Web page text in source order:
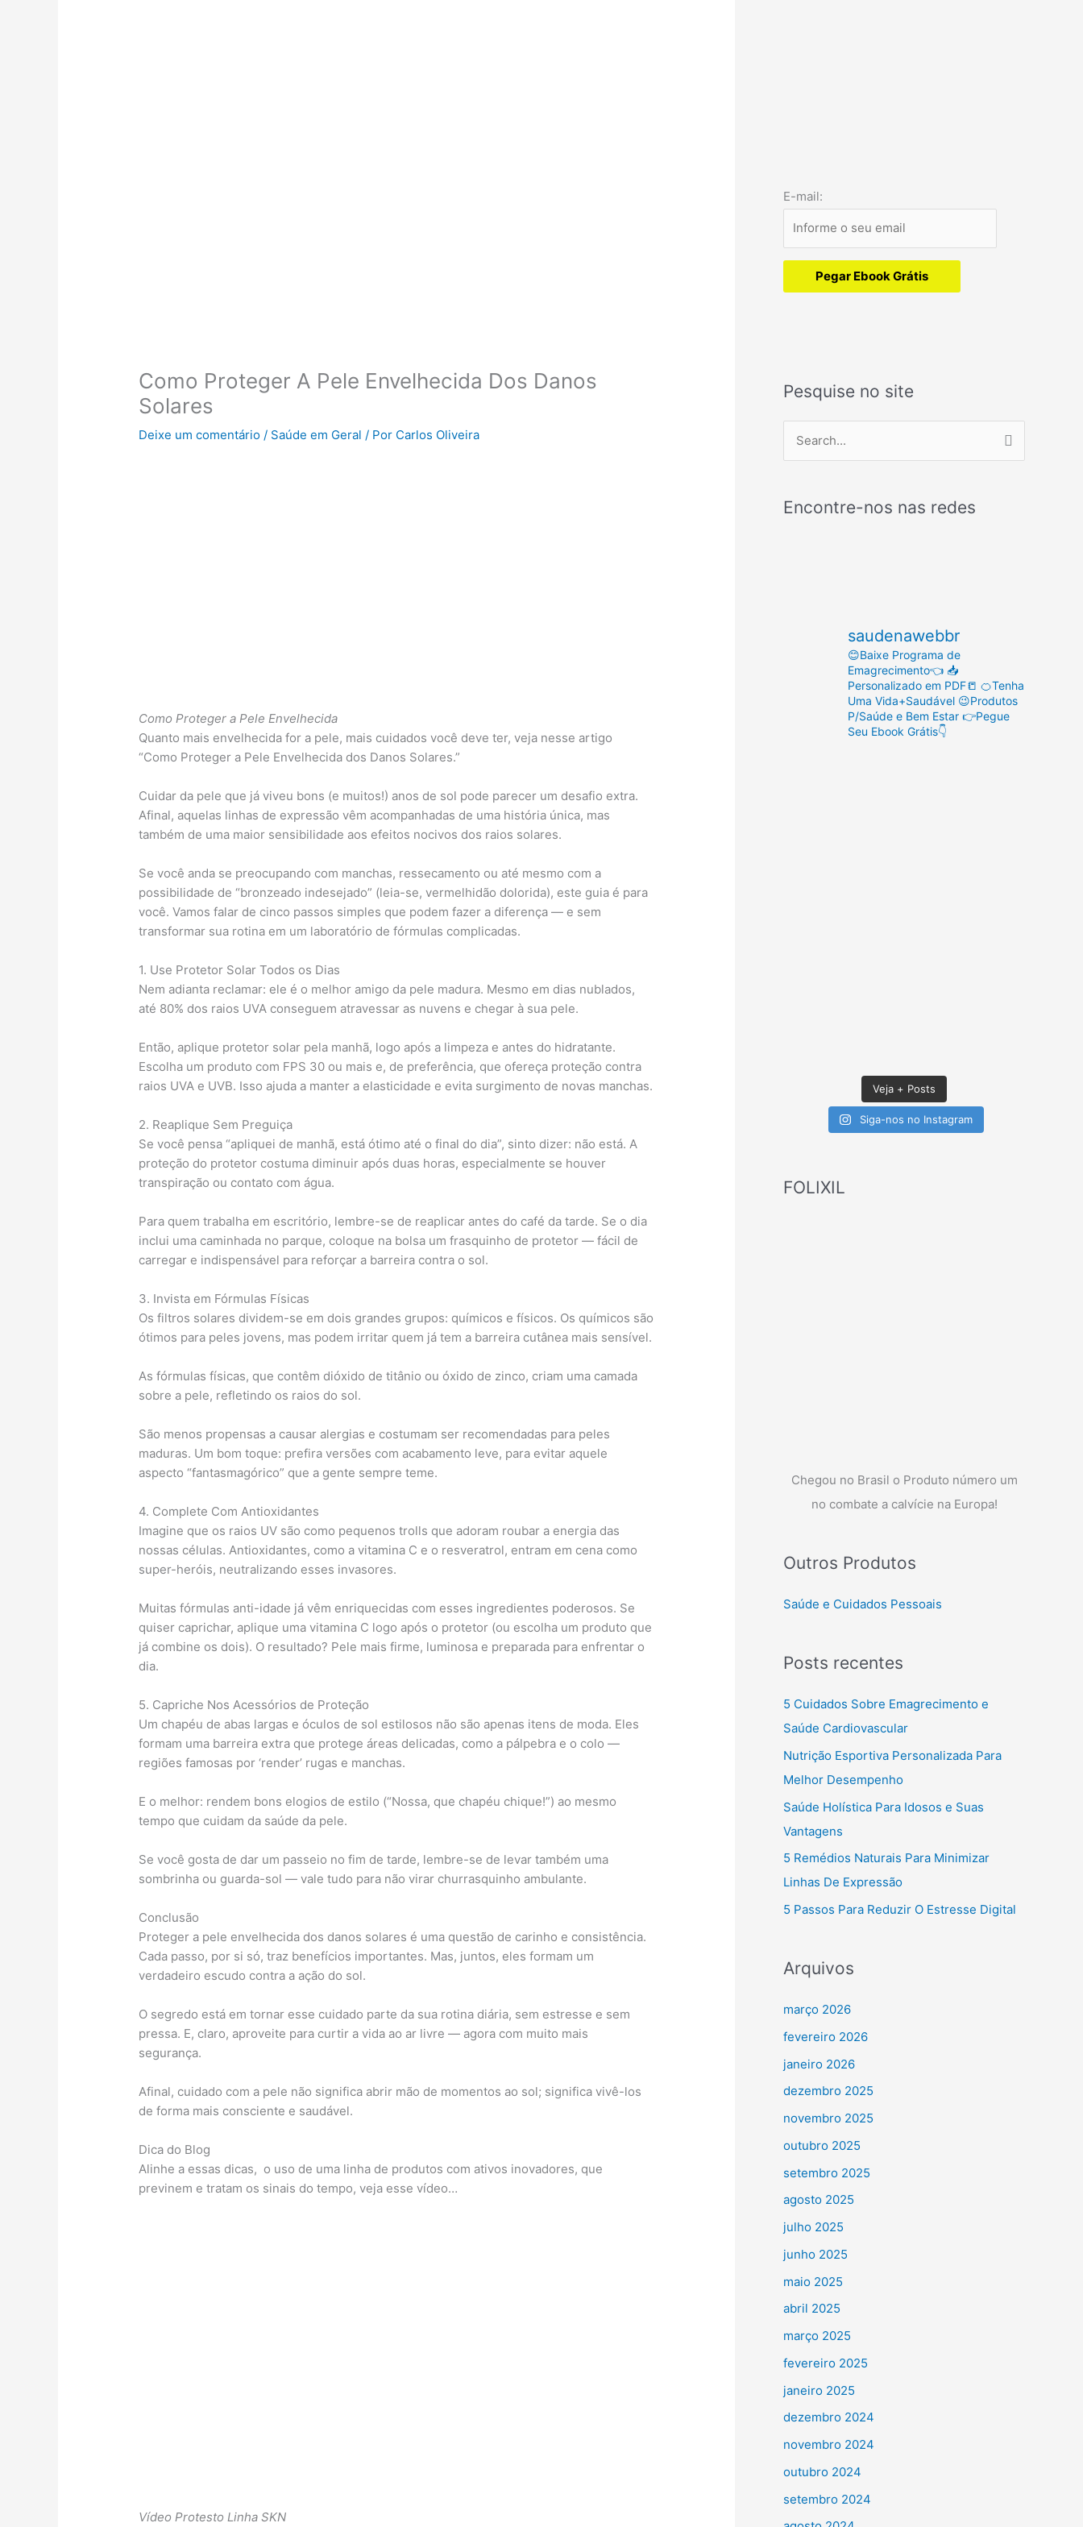
Como Proteger A Pele Envelhecida Dos Danos
Solares
Deixe um comentário / Saúde em Geral / Por Carlos Oliveira
Como Proteger a Pele Envelhecida
Quanto mais envelhecida for a pele, mais cuidados você deve ter, veja nesse artigo
“Como Proteger a Pele Envelhecida dos Danos Solares.”
Cuidar da pele que já viveu bons (e muitos!) anos de sol pode parecer um desafio extra.
Afinal, aquelas linhas de expressão vêm acompanhadas de uma história única, mas
também de uma maior sensibilidade aos efeitos nocivos dos raios solares.
Se você anda se preocupando com manchas, ressecamento ou até mesmo com a
possibilidade de “bronzeado indesejado” (leia-se, vermelhidão dolorida), este guia é para
você. Vamos falar de cinco passos simples que podem fazer a diferença — e sem
transformar sua rotina em um laboratório de fórmulas complicadas.
1. Use Protetor Solar Todos os Dias
Nem adianta reclamar: ele é o melhor amigo da pele madura. Mesmo em dias nublados,
até 80% dos raios UVA conseguem atravessar as nuvens e chegar à sua pele.
Então, aplique protetor solar pela manhã, logo após a limpeza e antes do hidratante.
Escolha um produto com FPS 30 ou mais e, de preferência, que ofereça proteção contra
raios UVA e UVB. Isso ajuda a manter a elasticidade e evita surgimento de novas manchas.
2. Reaplique Sem Preguiça
Se você pensa “apliquei de manhã, está ótimo até o final do dia”, sinto dizer: não está. A
proteção do protetor costuma diminuir após duas horas, especialmente se houver
transpiração ou contato com água.
Para quem trabalha em escritório, lembre-se de reaplicar antes do café da tarde. Se o dia
inclui uma caminhada no parque, coloque na bolsa um frasquinho de protetor — fácil de
carregar e indispensável para reforçar a barreira contra o sol.
3. Invista em Fórmulas Físicas
Os filtros solares dividem-se em dois grandes grupos: químicos e físicos. Os químicos são
ótimos para peles jovens, mas podem irritar quem já tem a barreira cutânea mais sensível.
As fórmulas físicas, que contêm dióxido de titânio ou óxido de zinco, criam uma camada
sobre a pele, refletindo os raios do sol.
São menos propensas a causar alergias e costumam ser recomendadas para peles
maduras. Um bom toque: prefira versões com acabamento leve, para evitar aquele
aspecto “fantasmagórico” que a gente sempre teme.
4. Complete Com Antioxidantes
Imagine que os raios UV são como pequenos trolls que adoram roubar a energia das
nossas células. Antioxidantes, como a vitamina C e o resveratrol, entram em cena como
super-heróis, neutralizando esses invasores.
Muitas fórmulas anti-idade já vêm enriquecidas com esses ingredientes poderosos. Se
quiser caprichar, aplique uma vitamina C logo após o protetor (ou escolha um produto que
já combine os dois). O resultado? Pele mais firme, luminosa e preparada para enfrentar o
dia.
5. Capriche Nos Acessórios de Proteção
Um chapéu de abas largas e óculos de sol estilosos não são apenas itens de moda. Eles
formam uma barreira extra que protege áreas delicadas, como a pálpebra e o colo —
regiões famosas por ‘render’ rugas e manchas.
E o melhor: rendem bons elogios de estilo (“Nossa, que chapéu chique!”) ao mesmo
tempo que cuidam da saúde da pele.
Se você gosta de dar um passeio no fim de tarde, lembre-se de levar também uma
sombrinha ou guarda-sol — vale tudo para não virar churrasquinho ambulante.
Conclusão
Proteger a pele envelhecida dos danos solares é uma questão de carinho e consistência.
Cada passo, por si só, traz benefícios importantes. Mas, juntos, eles formam um
verdadeiro escudo contra a ação do sol.
O segredo está em tornar esse cuidado parte da sua rotina diária, sem estresse e sem
pressa. E, claro, aproveite para curtir a vida ao ar livre — agora com muito mais
segurança.
Afinal, cuidado com a pele não significa abrir mão de momentos ao sol; significa vivê-los
de forma mais consciente e saudável.
Dica do Blog
Alinhe a essas dicas, o uso de uma linha de produtos com ativos inovadores, que
previnem e tratam os sinais do tempo, veja esse vídeo…
Vídeo Protesto Linha SKN
E-mail:
Pegar Ebook Grátis
Pesquise no site
q
Encontre-nos nas redes
saudenawebbr
😊Baixe Programa de
Emagrecimento👈 📥
Personalizado em PDF📒 🍊Tenha
Uma Vida+Saudável 😉Produtos
P/Saúde e Bem Estar 👉Pegue
Seu Ebook Grátis👇
Veja + Posts
Siga-nos no Instagram
FOLIXIL
Chegou no Brasil o Produto número um
no combate a calvície na Europa!
Outros Produtos
Saúde e Cuidados Pessoais
Posts recentes
5 Cuidados Sobre Emagrecimento e
Saúde Cardiovascular
Nutrição Esportiva Personalizada Para
Melhor Desempenho
Saúde Holística Para Idosos e Suas
Vantagens
5 Remédios Naturais Para Minimizar
Linhas De Expressão
5 Passos Para Reduzir O Estresse Digital
Arquivos
março 2026
fevereiro 2026
janeiro 2026
dezembro 2025
novembro 2025
outubro 2025
setembro 2025
agosto 2025
julho 2025
junho 2025
maio 2025
abril 2025
março 2025
fevereiro 2025
janeiro 2025
dezembro 2024
novembro 2024
outubro 2024
setembro 2024